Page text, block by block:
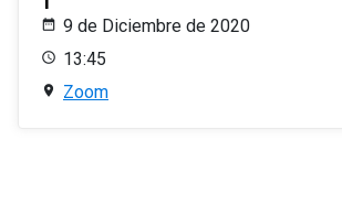
9 de Diciembre de 2020
13:45
Zoom